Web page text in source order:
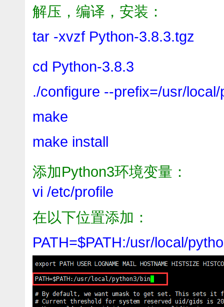
解压，编译，安装：
tar -xvzf Python-3.8.3.tgz
cd Python-3.8.3
./configure --prefix=/usr/
make
make install
添加Python3环境变量：
vi /etc/profile
在以下位置添加：
PATH=$PATH:/usr/local/